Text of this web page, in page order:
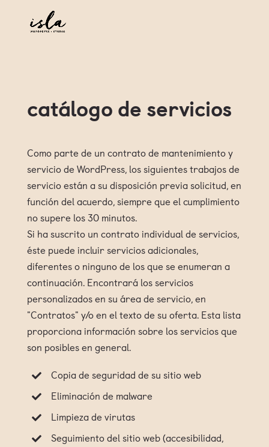
catálogo de servicios
Como parte de un contrato de mantenimiento y
servicio de WordPress, los siguientes trabajos de
servicio están a su disposición previa solicitud, en
función del acuerdo, siempre que el cumplimiento
no supere los 30 minutos.
Si ha suscrito un contrato individual de servicios,
éste puede incluir servicios adicionales,
diferentes o ninguno de los que se enumeran a
continuación. Encontrará los servicios
personalizados en su área de servicio, en
"Contratos" y/o en el texto de su oferta. Esta lista
proporciona información sobre los servicios que
son posibles en general.
Copia de seguridad de su sitio web
Eliminación de malware
Limpieza de virutas
Seguimiento del sitio web (accesibilidad,